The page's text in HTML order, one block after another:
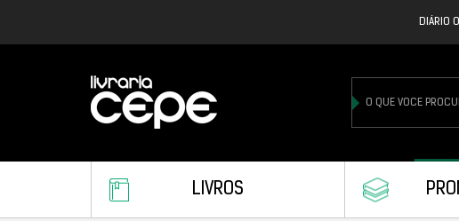
DIÁRIO
LIVROS